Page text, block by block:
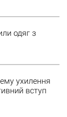
одяг з
ухилення
вступ